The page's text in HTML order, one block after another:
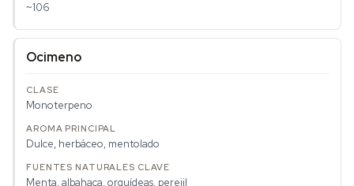
~106
Ocimeno
Monoterpeno
Dulce, herbáceo, mentolado
Menta, albahaca, orquídeas, perejil